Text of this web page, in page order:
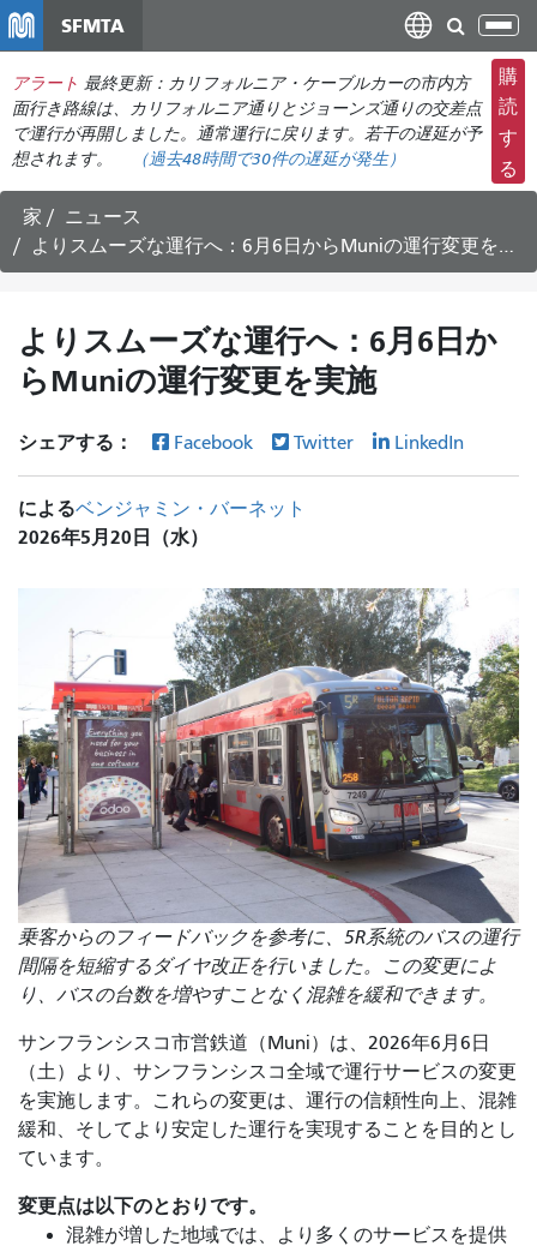
ン
コ
ン
テ
ン
に
移
SFMTA
ナ
ビ
ゲ
ー
シ
ョ
の
切
替
アラート 最終更新：カリフォルニア・ケーブルカーの市内方
面行き路線は、カリフォルニア通りとジョーンズ通りの交差点
で運行が再開しました。通常運行に戻ります。若干の遅延が予
想されます。
（過去48時間で30件の遅延が発生）
購
読
す
る
家
ニュース
よりスムーズな運行へ：6月6日からMuniの運行変更を実施
よりスムーズな運行へ：6月6日か
らMuniの運行変更を実施
シェアする： Facebook Twitter LinkedIn
によるベンジャミン・バーネット
2026年5月20日（水）
乗客からのフィードバックを参考に、5R系統のバスの運行
間隔を短縮するダイヤ改正を行いました。この変更によ
り、バスの台数を増やすことなく混雑を緩和できます。
サンフランシスコ市営鉄道（Muni）は、2026年6月6日
（土）より、サンフランシスコ全域で運行サービスの変更
を実施します。これらの変更は、運行の信頼性向上、混雑
緩和、そしてより安定した運行を実現することを目的とし
ています。
変更点は以下のとおりです。
混雑が増した地域では、より多くのサービスを提供